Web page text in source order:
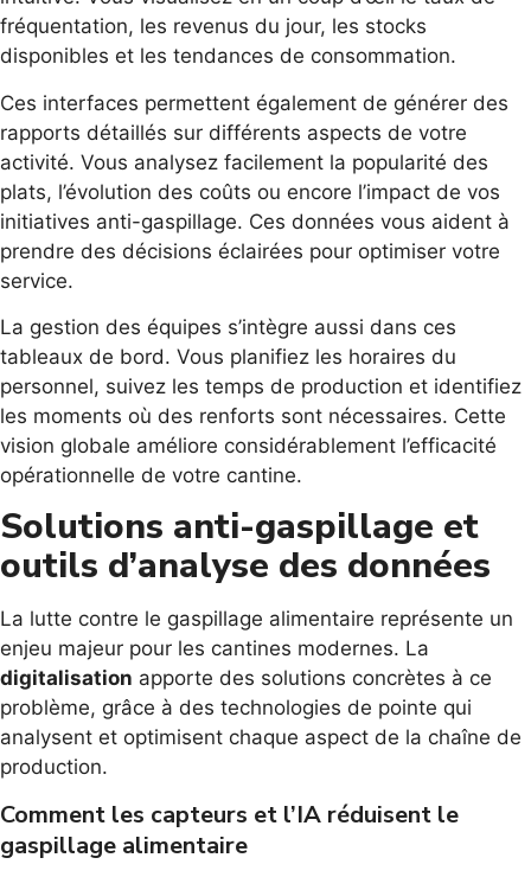
fréquentation, les revenus du jour, les stocks
disponibles et les tendances de consommation.
Ces interfaces permettent également de générer des
rapports détaillés sur différents aspects de votre
activité. Vous analysez facilement la popularité des
plats, l’évolution des coûts ou encore l’impact de vos
initiatives anti-gaspillage. Ces données vous aident à
prendre des décisions éclairées pour optimiser votre
service.
La gestion des équipes s’intègre aussi dans ces
tableaux de bord. Vous planifiez les horaires du
personnel, suivez les temps de production et identifiez
les moments où des renforts sont nécessaires. Cette
vision globale améliore considérablement l’efficacité
opérationnelle de votre cantine.
Solutions anti-gaspillage et
outils d’analyse des données
La lutte contre le gaspillage alimentaire représente un
enjeu majeur pour les cantines modernes. La
digitalisation apporte des solutions concrètes à ce
problème, grâce à des technologies de pointe qui
analysent et optimisent chaque aspect de la chaîne de
production.
Comment les capteurs et l’IA réduisent le
gaspillage alimentaire